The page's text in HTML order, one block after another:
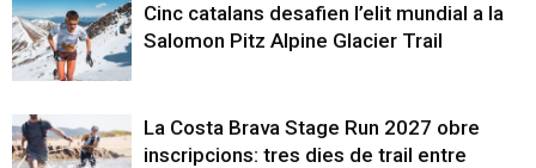
Cinc catalans desafien l’elit mundial a la
Salomon Pitz Alpine Glacier Trail
La Costa Brava Stage Run 2027 obre
inscripcions: tres dies de trail entre